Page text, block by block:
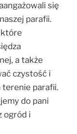
się
parafii.
które
a także
czystość i
terenie parafii.
do pani
ogród i